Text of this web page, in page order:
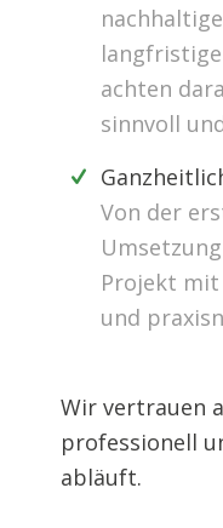
achten
sinnvoll
Von der
Projekt mit
und
Wir vertrauen
professionell
abläuft.